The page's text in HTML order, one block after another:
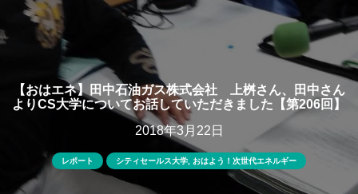
【おはエネ】田中石油ガス株式会社 上桝さん、田中さん
よりCS大学についてお話していただきました【第206回】
2018年3月22日
レポート シティセールス大学 おはよう！次世代エネルギー